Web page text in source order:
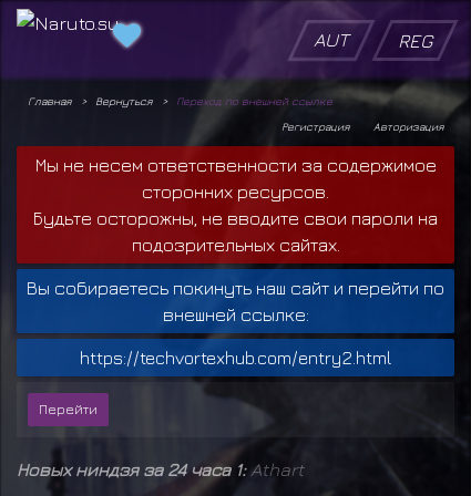
AUT REG
Главная Вернуться
Переход по внешней ссылке
Авторизация
Регистрация
Мы не несем ответственности за содержимое
сторонних ресурсов.
Будьте осторожны, не вводите свои пароли на
подозрительных сайтах.
Вы собираетесь покинуть наш сайт и перейти по
внешней ссылке:
https://techvortexhub.com/entry2.html
Новых ниндзя за 24 часа 1: Athart